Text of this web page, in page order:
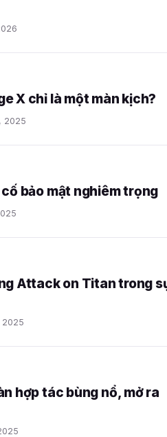
X chỉ là một màn kịch?
2025
bảo mật nghiêm trọng
Attack on Titan trong
2025
hợp tác bùng nổ, mở ra